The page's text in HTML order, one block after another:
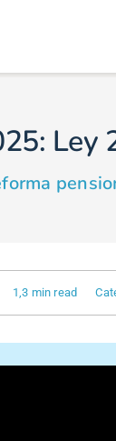
Ley
1,3 min read